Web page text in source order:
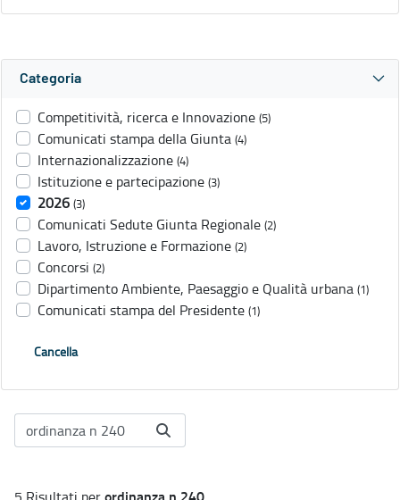
Categoria
Competitività, ricerca e Innovazione (5)
Comunicati stampa della Giunta (4)
Internazionalizzazione (4)
Istituzione e partecipazione (3)
2026 (3)
Comunicati Sedute Giunta Regionale (2)
Lavoro, Istruzione e Formazione (2)
Concorsi (2)
Dipartimento Ambiente, Paesaggio e Qualità urbana (1)
Comunicati stampa del Presidente (1)
Cancella